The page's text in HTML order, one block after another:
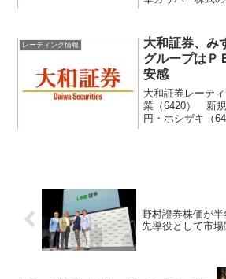
へ引き上げ、目
へ引き上げた。
レーティング情報
大和証券、み
グループはＰ
安感
大和証券レーテ
業（6420） 新
円・ホシザキ（
「3」→「2」格
野村證券株価が
先導役として市場